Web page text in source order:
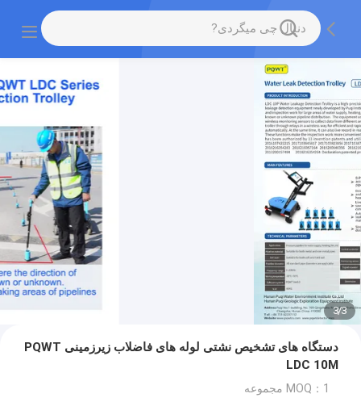
3
/
3
دستگاه های تشخیص نشتی لوله های فاضلاب زیرزمینی PQWT
LDC 10M
MOQ：1 مجموعه